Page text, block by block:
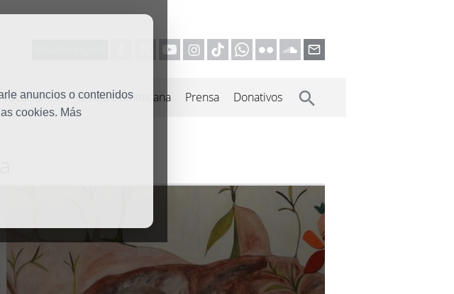
anuncios o contenidos
cookies. Más
Vocaciones Familia Dominicana Prensa Donativos